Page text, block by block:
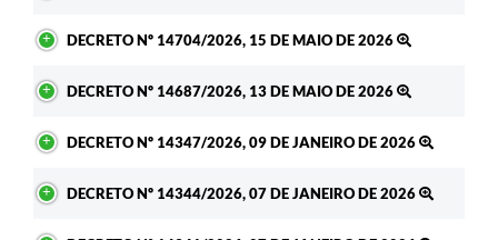
DECRETO Nº 14704/2026, 15 DE MAIO DE 2026
DECRETO Nº 14687/2026, 13 DE MAIO DE 2026
DECRETO Nº 14347/2026, 09 DE JANEIRO DE 2026
DECRETO Nº 14344/2026, 07 DE JANEIRO DE 2026